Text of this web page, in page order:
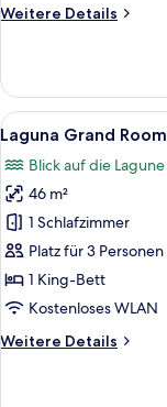
Weitere Details
Weitere
King
Room
Alle
Fotos
für
Laguna
Grand
Room
anzeigen
17
Laguna Grand Room
Blick auf die Lagune
46 m²
1 Schlafzimmer
Platz für 3 Personen
1 King-Bett
Kostenloses WLAN
Weitere Details
Weitere